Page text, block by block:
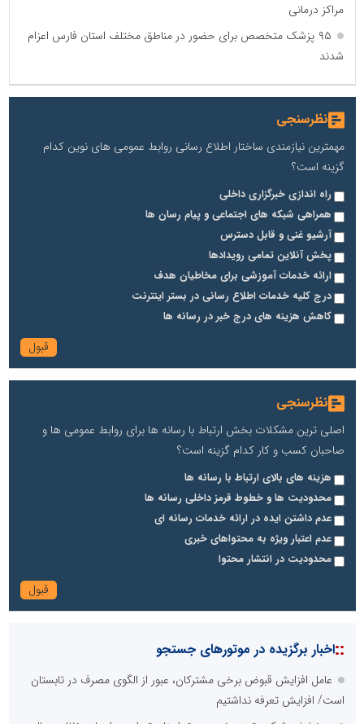
مراکز درمانی
۹۵ پزشک متخصص برای حضور در مناطق مختلف استان فارس اعزام
شدند
نظرسنجی
مهمترین نیازمندی ساختار اطلاع رسانی روابط عمومی های نوین کدام
گزینه است؟
راه اندازی خبرگزاری داخلی
همراهی شبکه های اجتماعی و پیام رسان ها
آرشیو غنی و قابل دسترس
پخش آنلاین تمامی رویدادها
ارائه خدمات آموزشی برای مخاطیان هدف
درج کلیه خدمات اطلاع رسانی در بستر اینترنت
کاهش هزینه های درج خبر در رسانه ها
نظرسنجی
اصلی ترین مشکلات بخش ارتباط با رسانه ها برای روابط عمومی ها و
صاحبان کسب و کار کدام گزینه است؟
هزینه های بالای ارتباط با رسانه ها
محدودیت ها و خطوط قرمز داخلی رسانه ها
عدم داشتن ایده در ارائه خدمات رسانه ای
عدم اعتبار ویژه به محتواهای خبری
محدودیت در انتشار محتوا
::اخبار برگزیده در موتورهای جستجو
عامل افزایش قبوض برخی مشترکان، عبور از الگوی مصرف در تابستان
است/ افزایش تعرفه نداشتیم